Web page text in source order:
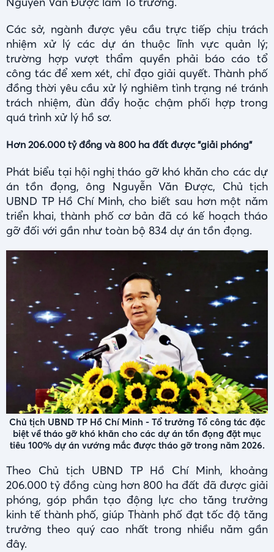
Các sở, ngành được yêu cầu trực tiếp chịu trách
nhiệm xử lý các dự án thuộc lĩnh vực quản lý;
trường hợp vượt thẩm quyền phải báo cáo tổ
công tác để xem xét, chỉ đạo giải quyết. Thành phố
đồng thời yêu cầu xử lý nghiêm tình trạng né tránh
trách nhiệm, đùn đẩy hoặc chậm phối hợp trong
quá trình xử lý hồ sơ.
Hơn 206.000 tỷ đồng và 800 ha đất được "giải phóng"
Phát biểu tại hội nghị tháo gỡ khó khăn cho các dự
án tồn đọng, ông Nguyễn Văn Được, Chủ tịch
UBND TP Hồ Chí Minh, cho biết sau hơn một năm
triển khai, thành phố cơ bản đã có kế hoạch tháo
gỡ đối với gần như toàn bộ 834 dự án tồn đọng.
Chủ tịch UBND TP Hồ Chí Minh - Tổ trưởng Tổ công tác đặc
biệt về tháo gỡ khó khăn cho các dự án tồn đọng đặt mục
tiêu 100% dự án vướng mắc được tháo gỡ trong năm 2026.
Theo Chủ tịch UBND TP Hồ Chí Minh, khoảng
206.000 tỷ đồng cùng hơn 800 ha đất đã được giải
phóng, góp phần tạo động lực cho tăng trưởng
kinh tế thành phố, giúp Thành phố đạt tốc độ tăng
trưởng theo quý cao nhất trong nhiều năm gần
đây.